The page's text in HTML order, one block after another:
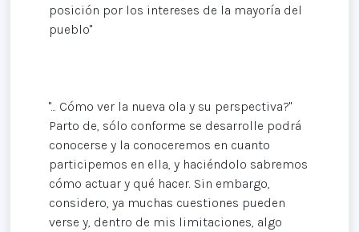
posición por los intereses de la mayoría del
pueblo"
"... Cómo ver la nueva ola y su perspectiva?"
Parto de, sólo conforme se desarrolle podrá
conocerse y la conoceremos en cuanto
participemos en ella, y haciéndolo sabremos
cómo actuar y qué hacer. Sin embargo,
considero, ya muchas cuestiones pueden
verse y, dentro de mis limitaciones, algo